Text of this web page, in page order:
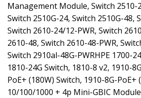
Management Module, Switch 2510-
Switch 2510G-24, Switch 2510G-48,
Switch 2610-24/12-PWR, Switch
2610-48, Switch 2610-48-PWR,
Switch 2910al-48G-PWRHPE 1700-
1810-24G Switch, 1810-8 v2, 1910-
PoE+ (180W) Switch, 1910-8G-PoE+
10/100/1000 + 4p Mini-GBIC